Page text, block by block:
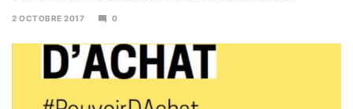
2 OCTOBRE 2017
0